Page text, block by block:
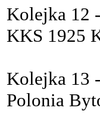
Kolejka 12
KKS 1925
Kolejka 13
Polonia